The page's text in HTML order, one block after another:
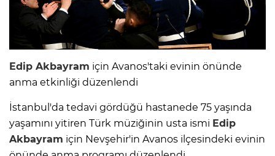
Edip Akbayram için Avanos'taki evinin önünde
anma etkinliği düzenlendi
İstanbul'da tedavi gördüğü hastanede 75 yaşında
yaşamını yitiren Türk müziğinin usta ismi Edip
Akbayram için Nevşehir'in Avanos ilçesindeki evinin